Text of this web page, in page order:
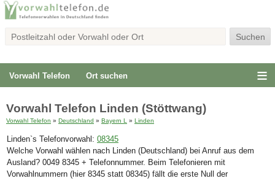
Vorwahl Telefon Ort suchen
Vorwahl Telefon Linden (Stöttwang)
Vorwahl Telefon » Deutschland » Bayern L » Linden
Linden`s Telefonvorwahl: 08345
Welche Vorwahl wählen nach Linden (Deutschland) bei Anruf aus dem
Ausland? 0049 8345 + Telefonnummer. Beim Telefonieren mit
Vorwahlnummern (hier 8345 statt 08345) fällt die erste Null der